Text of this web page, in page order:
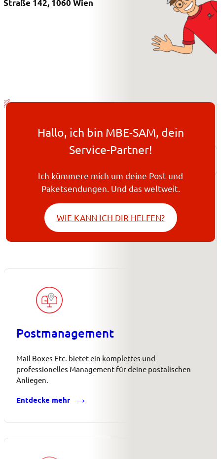
Straße 142, 1060 Wien
Hallo, ich bin MBE-SAM, dein
Service-Partner!
Ich kümmere mich um deine Post und
Paketsendungen. Und das weltweit.
WIE KANN ICH DIR HELFEN?
Postmanagement
Mail Boxes Etc. bietet ein komplettes und
professionelles Management für deine postalischen
Anliegen.
Entdecke mehr